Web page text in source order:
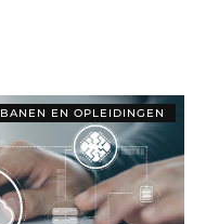
BANEN EN OPLEIDINGEN